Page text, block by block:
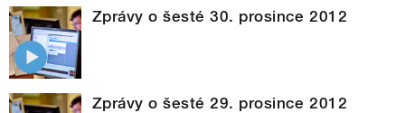
Zprávy o šesté 30. prosince 2012
Zprávy o šesté 29. prosince 2012